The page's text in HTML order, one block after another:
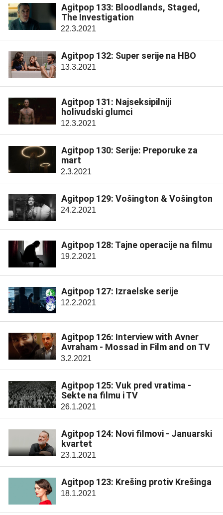
Agitpop 133: Bloodlands, Staged,
The Investigation
22.3.2021
Agitpop 132: Super serije na HBO
13.3.2021
Agitpop 131: Najseksipilniji
holivudski glumci
12.3.2021
Agitpop 130: Serije: Preporuke za
mart
2.3.2021
Agitpop 129: Vošington & Vošington
24.2.2021
Agitpop 128: Tajne operacije na filmu
19.2.2021
Agitpop 127: Izraelske serije
12.2.2021
Agitpop 126: Interview with Avner
Avraham - Mossad in Film and on TV
3.2.2021
Agitpop 125: Vuk pred vratima -
Sekte na filmu i TV
26.1.2021
Agitpop 124: Novi filmovi - Januarski
kvartet
23.1.2021
Agitpop 123: Krešing protiv Krešinga
18.1.2021